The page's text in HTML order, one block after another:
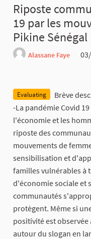
Riposte
19 par les
Pikine Sénégal
Alassane Faye
Evaluating
Brève
-La pandémie Covid
l'économie et les
riposte des
mouvements de
sensibilisation et
familles vulnérables à
d'économie sociale et
communautés
protègent. Même si
positivité est observée
autour du slogan en